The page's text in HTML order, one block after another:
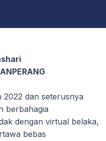
2022 dan seterusnya
berbahagia
dengan virtual belaka,
bebas